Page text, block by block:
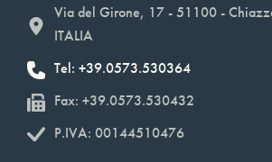
Via del Girone, 17 - 51100 -
ITALIA
Tel: +39.0573.530364
Fax: +39.0573.530432
P.IVA: 00144510476